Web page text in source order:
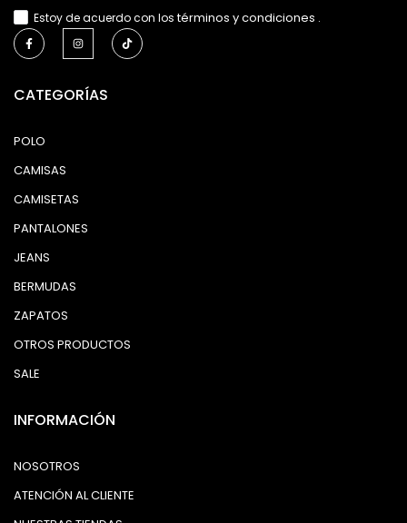
Estoy de acuerdo con lostérminos y condiciones .
CATEGORÍAS
POLO
CAMISAS
CAMISETAS
PANTALONES
JEANS
BERMUDAS
ZAPATOS
OTROS PRODUCTOS
SALE
INFORMACIÓN
NOSOTROS
ATENCIÓN AL CLIENTE